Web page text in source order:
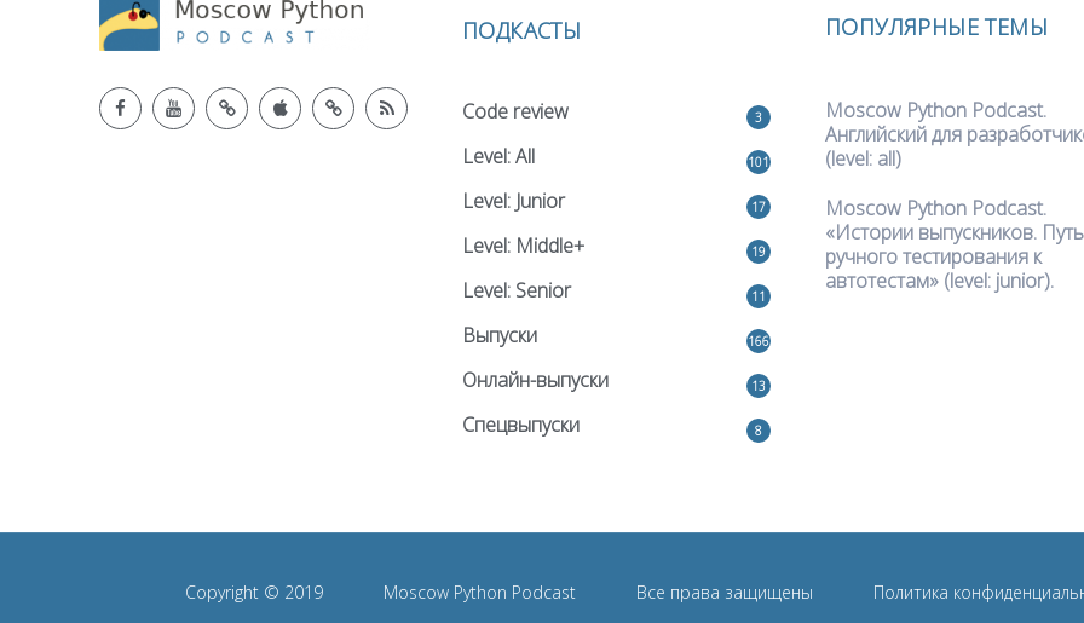
ПОДКАСТЫ
Code review 3
Level: All 101
Level: Junior 17
Level: Middle+ 19
Level: Senior 11
Выпуски 166
Онлайн-выпуски 13
Спецвыпуски 8
ПОПУЛЯРНЫЕ ТЕМЫ
Moscow Python Podcast.
Английский для
(level: all)
Moscow Python Podcast.
«Истории выпускников.
ручного тестирования к
автотестам» (level: junior).
Copyright © 2019 Moscow Python Podcast Все права защищены Политика